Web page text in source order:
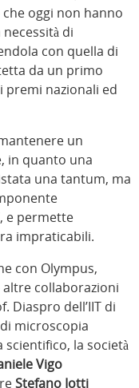
oggi non hanno
di
con quella di
da un primo
premi nazionali ed
un
in quanto una
una tantum, ma
e permette
impraticabili.
con Olympus,
altre collaborazioni
Diaspro dell’IIT di
microscopia
la società
Vigo
Stefano Iotti